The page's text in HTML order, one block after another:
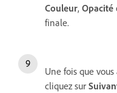
Couleur, Opacité
finale.
Une fois que
cliquez sur